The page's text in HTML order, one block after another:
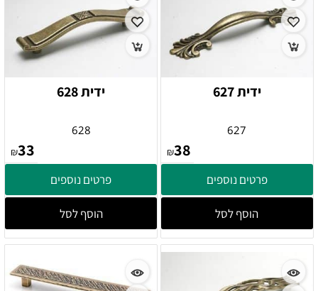
ידית 627
627
₪38
פרטים נוספים
הוסף לסל
ידית 628
628
₪33
פרטים נוספים
הוסף לסל